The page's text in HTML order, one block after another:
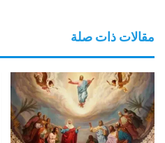
مقالات ذات صلة